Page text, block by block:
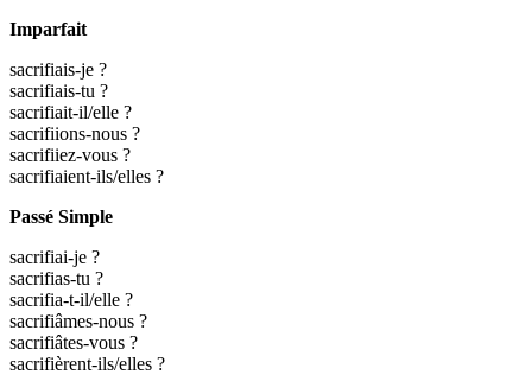
Imparfait
sacrifiais-je ?
sacrifiais-tu ?
sacrifiait-il/elle ?
sacrifiions-nous ?
sacrifiiez-vous ?
sacrifiaient-ils/elles ?
Passé Simple
sacrifiai-je ?
sacrifias-tu ?
sacrifia-t-il/elle ?
sacrifiâmes-nous ?
sacrifiâtes-vous ?
sacrifièrent-ils/elles ?